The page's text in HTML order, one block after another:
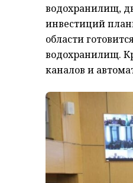
водохранилищ,
инвестиций
области
водохранилищ.
каналов и